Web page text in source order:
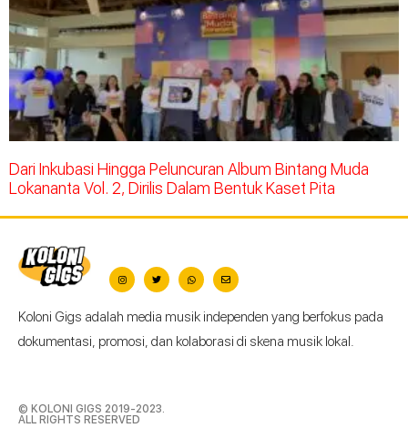
Dari Inkubasi Hingga Peluncuran Album Bintang Muda
Lokananta Vol. 2, Dirilis Dalam Bentuk Kaset Pita
Koloni Gigs adalah media musik independen yang berfokus pada
dokumentasi, promosi, dan kolaborasi di skena musik lokal.
© KOLONI GIGS 2019-2023.
ALL RIGHTS RESERVED